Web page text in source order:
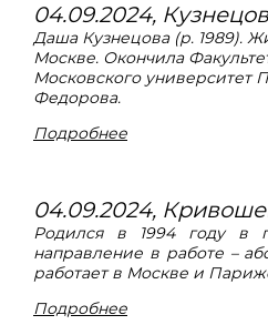
04.09.2024,
Даша Кузнецова (р. 1989).
Москве. Окончила
Московского университет
Федорова.
Подробнее
04.09.2024,
Родился в 1994 году в
направление в работе –
работает в Москве и
Подробнее